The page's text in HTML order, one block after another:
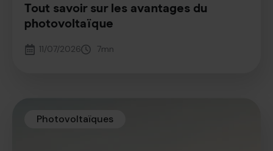
Tout savoir sur les avantages du
photovoltaïque
11/07/2026 7mn
Photovoltaïques